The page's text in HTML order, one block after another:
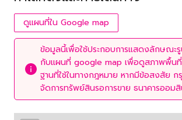
ดูแผนที่ใน Google map
ข้อมูลนี้เพื่อใช้ประกอบการแสดงลักษณะ
กับแผนที่ google map เพื่อดูสภาพพื้นที่
ฐานที่ใช้ในทางกฎหมาย หากมีข้อสงสัย
จัดการทรัพย์สินรอการขาย ธนาคารออม